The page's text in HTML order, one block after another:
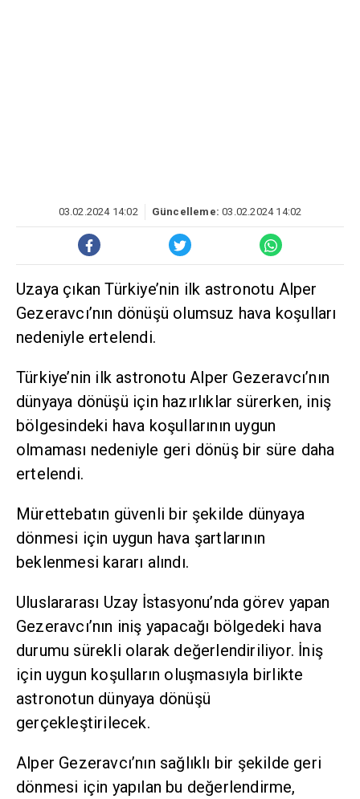
03.02.2024 14:02 Güncelleme: 03.02.2024 14:02
Uzaya çıkan Türkiye’nin ilk astronotu Alper
Gezeravcı’nın dönüşü olumsuz hava koşulları
nedeniyle ertelendi.
Türkiye’nin ilk astronotu Alper Gezeravcı’nın
dünyaya dönüşü için hazırlıklar sürerken, iniş
bölgesindeki hava koşullarının uygun
olmaması nedeniyle geri dönüş bir süre daha
ertelendi.
Mürettebatın güvenli bir şekilde dünyaya
dönmesi için uygun hava şartlarının
beklenmesi kararı alındı.
Uluslararası Uzay İstasyonu’nda görev yapan
Gezeravcı’nın iniş yapacağı bölgedeki hava
durumu sürekli olarak değerlendiriliyor. İniş
için uygun koşulların oluşmasıyla birlikte
astronotun dünyaya dönüşü
gerçekleştirilecek.
Alper Gezeravcı’nın sağlıklı bir şekilde geri
dönmesi için yapılan bu değerlendirme,